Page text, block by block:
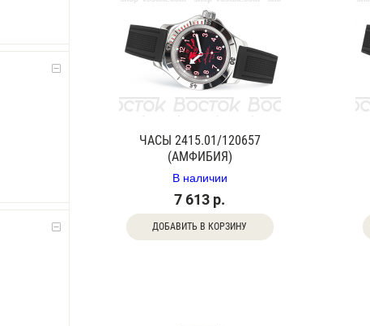
ЧАСЫ 2415.01/120657
(АМФИБИЯ)
В наличии
7 613 р.
ДОБАВИТЬ В КОРЗИНУ